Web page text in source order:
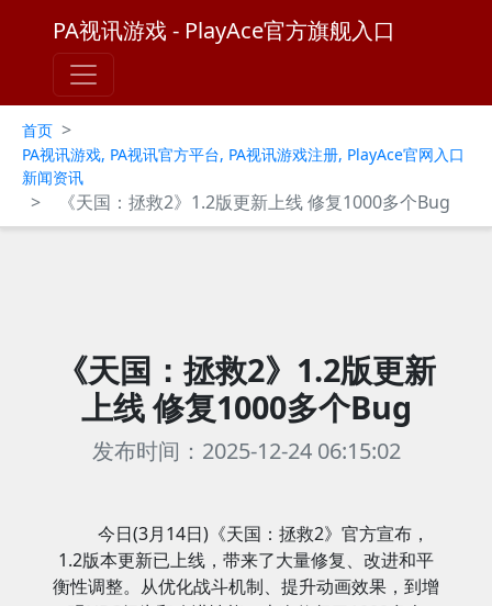
PA视讯游戏 - PlayAce官方旗舰入口
首页 >
PA视讯游戏, PA视讯官方平台, PA视讯游戏注册, PlayAce官网入口
新闻资讯
> 《天国：拯救2》1.2版更新上线 修复1000多个Bug
《天国：拯救2》1.2版更新
上线 修复1000多个Bug
发布时间：2025-12-24 06:15:02
今日(3月14日)《天国：拯救2》官方宣布，
1.2版本更新已上线，带来了大量修复、改进和平
衡性调整。从优化战斗机制、提升动画效果，到增